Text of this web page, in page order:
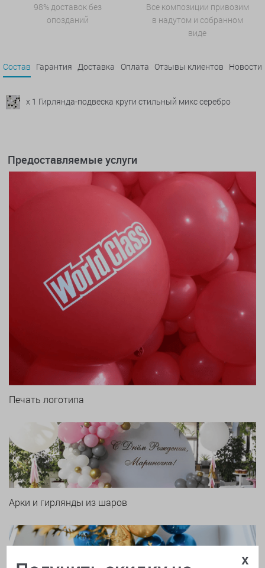
98% доставок без
опозданий
Все композиции привозим
в надутом и собранном
виде
Состав Гарантия Доставка Оплата Отзывы клиентов Новости
x 1 Гирлянда-подвеска круги стильный микс серебро
Предоставляемые услуги
Печать логотипа
Арки и гирлянды из шаров
x